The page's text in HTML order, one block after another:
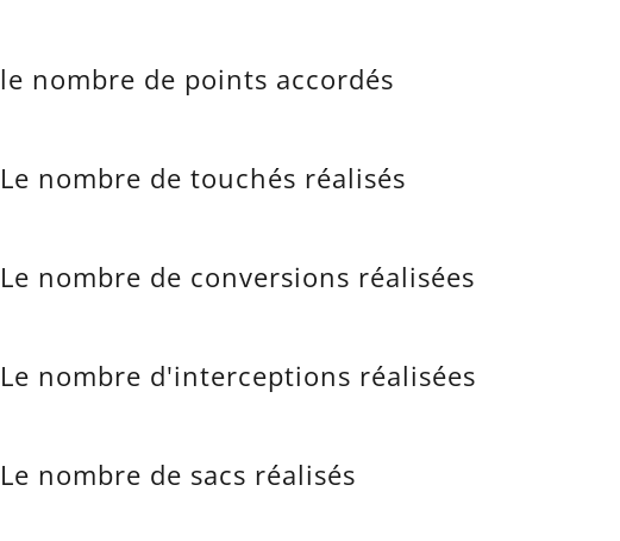
le nombre de points accordés
Le nombre de touchés réalisés
Le nombre de conversions réalisées
Le nombre d'interceptions réalisées
Le nombre de sacs réalisés